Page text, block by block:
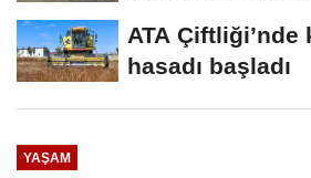
ATA
hasadı başladı
YAŞAM